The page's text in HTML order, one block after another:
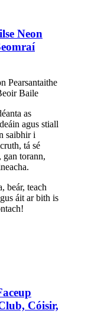
Neon
Pearsantaithe
Baile
as
agus stiall
saibhir i
tá sé
torann,
beár, teach
áit ar bith is
Cóisir,